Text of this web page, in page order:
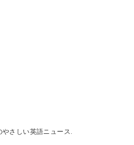
さしい英語ニュース.